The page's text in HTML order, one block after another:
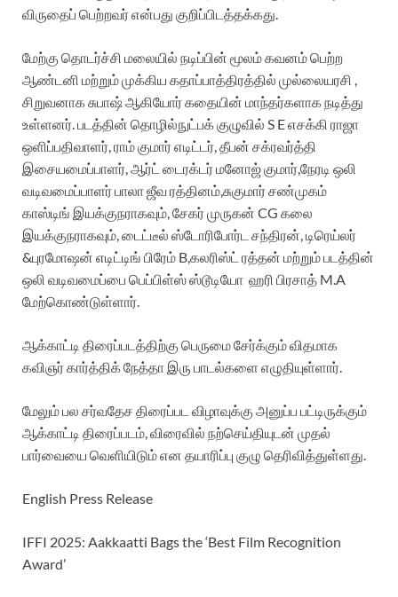
விருதைப் பெற்றவர் என்பது குறிப்பிடத்தக்கது.
மேற்கு தொடர்ச்சி மலையில் நடிப்பின் மூலம் கவனம் பெற்ற
ஆண்டனி மற்றும் முக்கிய கதாப்பாத்திரத்தில் முல்லையரசி ,
சிறுவனாக சுபாஷ் ஆகியோர் கதையின் மாந்தர்களாக நடித்து
உள்ளனர். படத்தின் தொழில்நுட்பக் குழுவில் S E எசக்கி ராஜா
ஒளிப்பதிவாளர், ராம் குமார் எடிட்டர், தீபன் சக்ரவர்த்தி
இசையமைப்பாளர், ஆர்ட் டைரக்டர் மனோஜ் குமார்,நேரடி ஒலி
வடிவமைப்பாளர் பாலா ஜீவ ரத்தினம்,சுகுமார் சண்முகம்
காஸ்டிங் இயக்குநராகவும், சேகர் முருகன் CG கலை
இயக்குநராகவும், டைட்டீல் ஸ்டோரிபோர்ட சந்திரன், டிரெய்லர்
&புரமோஷன் எடிட்டிங் பிரேம் B,கலரிஸ்ட் ரத்தன் மற்றும் படத்தின்
ஒலி வடிவமைப்பை பெப்பிள்ஸ் ஸ்டூடியோ ஹரி பிரசாத் M.A
மேற்கொண்டுள்ளார்.
ஆக்காட்டி திரைப்படத்திற்கு பெருமை சேர்க்கும் விதமாக
கவிஞர் கார்த்திக் நேத்தா இரு பாடல்களை எழுதியுள்ளார்.
மேலும் பல சர்வதேச திரைப்பட விழாவுக்கு அனுப்ப பட்டிருக்கும்
ஆக்காட்டி திரைப்படம், விரைவில் நற்செய்தியுடன் முதல்
பார்வையை வெளியிடும் என தயாரிப்பு குழு தெரிவித்துள்ளது.
English Press Release
IFFI 2025: Aakkaatti Bags the ‘Best Film Recognition
Award’